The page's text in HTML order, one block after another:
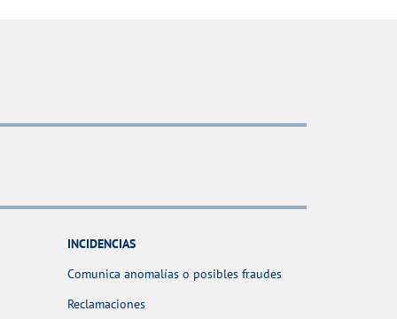
INCIDENCIAS
Comunica anomalías o posibles fraudes
Reclamaciones